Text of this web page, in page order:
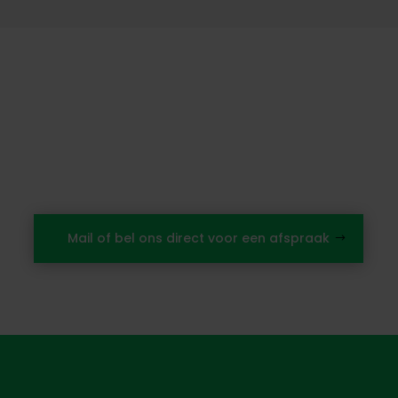
Mail of bel ons direct voor een afspraak